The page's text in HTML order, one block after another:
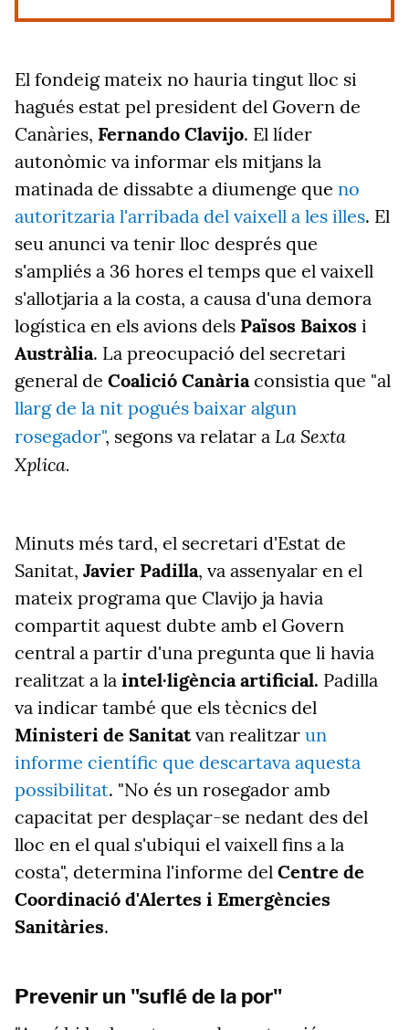
El fondeig mateix no hauria tingut lloc si
hagués estat pel president del Govern de
Canàries, Fernando Clavijo. El líder
autonòmic va informar els mitjans la
matinada de dissabte a diumenge que no
autoritzaria l'arribada del vaixell a les illes. El
seu anunci va tenir lloc després que
s'ampliés a 36 hores el temps que el vaixell
s'allotjaria a la costa, a causa d'una demora
logística en els avions dels Països Baixos i
Austràlia. La preocupació del secretari
general de Coalició Canàriaconsistia que "al
llarg de la nit pogués baixar algun
rosegador", segons va relatar a La Sexta
Xplica.
Minuts més tard, el secretari d'Estat de
Sanitat, Javier Padilla, va assenyalar en el
mateix programa que Clavijo ja havia
compartit aquest dubte amb el Govern
central a partir d'una pregunta que li havia
realitzat a la intel·ligència artificial. Padilla
va indicar també que els tècnics del
Ministeri de Sanitatvan realitzar un
informe científic que descartava aquesta
possibilitat. "No és un rosegador amb
capacitat per desplaçar-se nedant des del
lloc en el qual s'ubiqui el vaixell fins a la
costa", determina l'informe del Centre de
Coordinació d'Alertes i Emergències
Sanitàries.
Prevenir un "suflé de la por"